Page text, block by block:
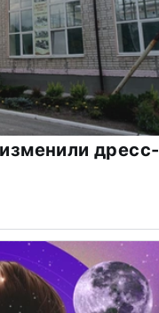
дресс-